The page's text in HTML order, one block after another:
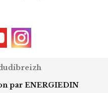
par ENERGIEDIN